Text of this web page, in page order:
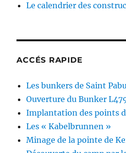
Le calendrier des
ACCÉS RAPIDE
Les bunkers de Saint
Ouverture du Bunker
Implantation des points
Les « Kabelbrunnen »
Minage de la pointe de